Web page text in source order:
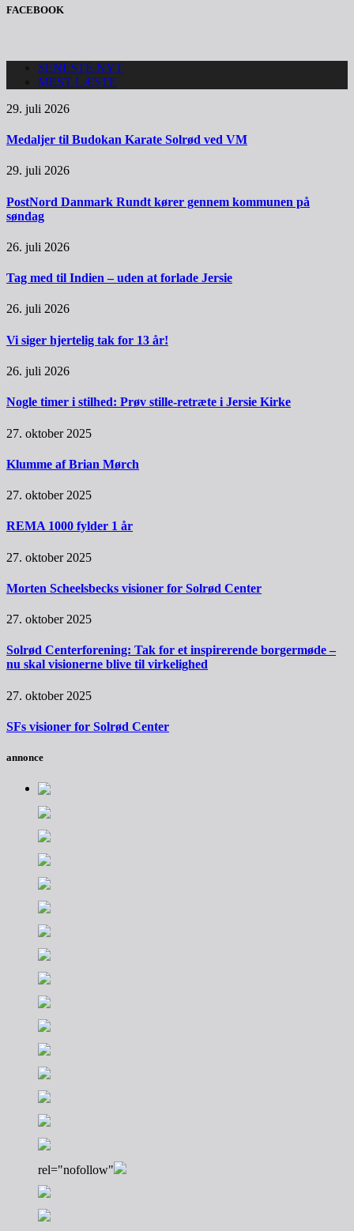
FACEBOOK
SENESTE NYT
MEST LÆSTE
29. juli 2026
Medaljer til Budokan Karate Solrød ved VM
29. juli 2026
PostNord Danmark Rundt kører gennem kommunen på
søndag
26. juli 2026
Tag med til Indien – uden at forlade Jersie
26. juli 2026
Vi siger hjertelig tak for 13 år!
26. juli 2026
Nogle timer i stilhed: Prøv stille-retræte i Jersie Kirke
27. oktober 2025
Klumme af Brian Mørch
27. oktober 2025
REMA 1000 fylder 1 år
27. oktober 2025
Morten Scheelsbecks visioner for Solrød Center
27. oktober 2025
Solrød Centerforening: Tak for et inspirerende borgermøde –
nu skal visionerne blive til virkelighed
27. oktober 2025
SFs visioner for Solrød Center
annonce
rel="nofollow"